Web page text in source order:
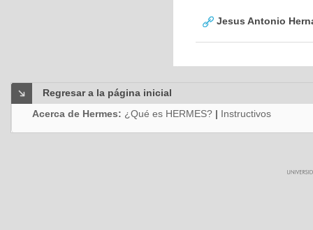
Jesus Antonio
Regresar a la página inicial
Acerca de Hermes: ¿Qué es HERMES? | Instructivos